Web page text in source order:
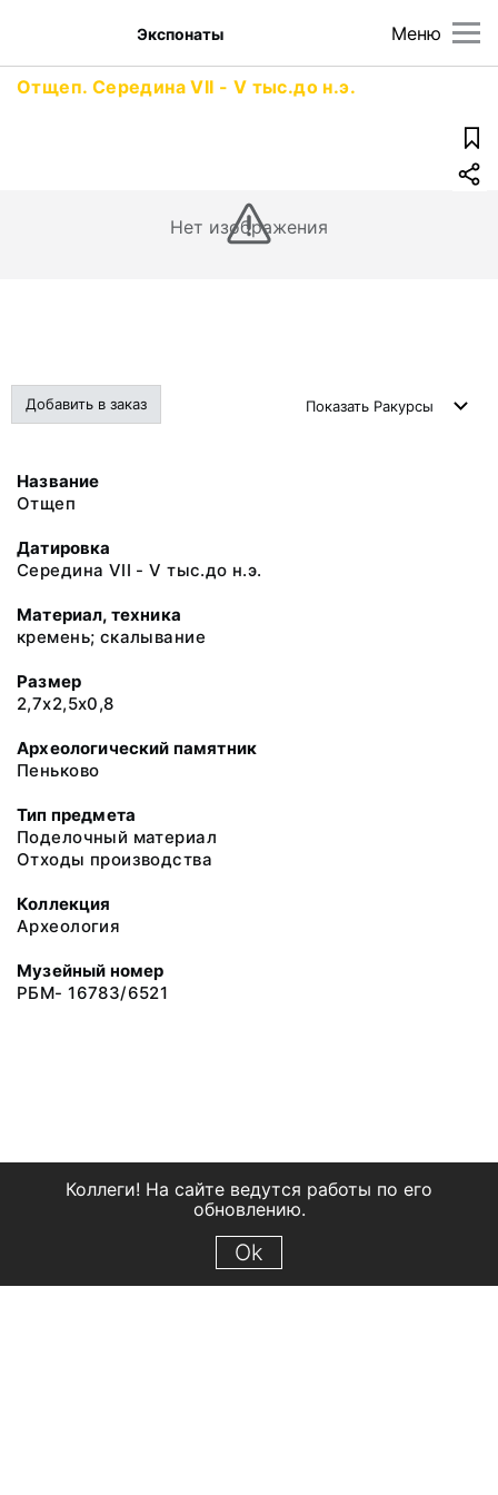
Меню
Экспонаты
Отщеп. Середина VII - V тыс.до н.э.
Нет изображения
Добавить в заказ Показать Ракурсы
Название
Отщеп
Датировка
Середина VII - V тыс.до н.э.
Материал, техника
кремень; скалывание
Размер
2,7х2,5х0,8
Археологический памятник
Пеньково
Тип предмета
Поделочный материал
Отходы производства
Коллекция
Археология
Музейный номер
РБМ- 16783/6521
Коллеги! На сайте ведутся работы по его
обновлению.
Ok